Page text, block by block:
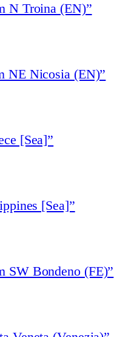
N Troina (EN)”
NE Nicosia (EN)”
[Sea]”
[Sea]”
SW Bondeno (FE)”